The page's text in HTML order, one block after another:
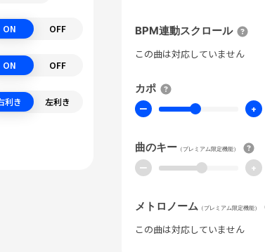
ON OFF
ON OFF
利き 左利き
BPM連動スクロール
この曲は対応していません
カポ
ー +
曲のキー （プレミアム限定機能）
ー +
メトロノーム （プレミアム限定機能）
この曲は対応していません